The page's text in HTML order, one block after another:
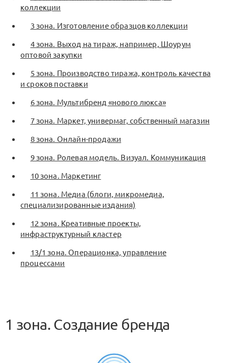
коллекции
3 зона. Изготовление образцов коллекции
4 зона. Выход на тираж, например, Шоурум
оптовой закупки
5 зона. Производство тиража, контроль качества
и сроков поставки
6 зона. Мультибренд «нового люкса»
7 зона. Маркет, универмаг, собственный магазин
8 зона. Онлайн-продажи
9 зона. Ролевая модель. Визуал. Коммуникация
10 зона. Маркетинг
11 зона. Медиа (блоги, микромедиа,
специализированные издания)
12 зона. Креативные проекты,
инфраструктурный кластер
13/1 зона. Операционка, управление
процессами
1 зона. Создание бренда